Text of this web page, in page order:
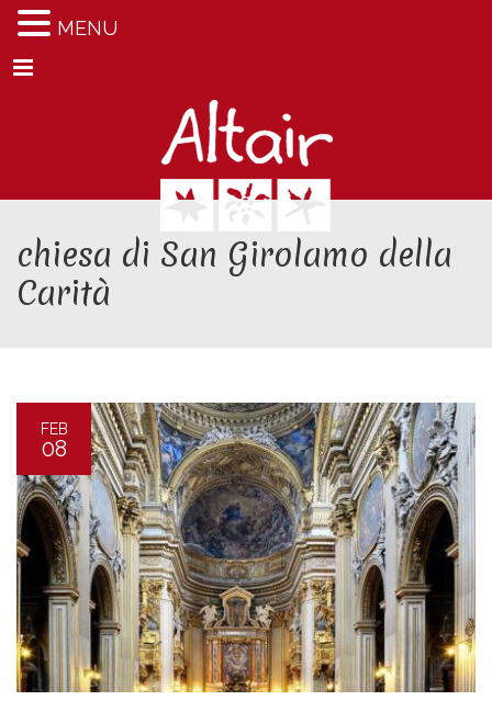
Menu
chiesa di San Girolamo della
Carità
FEB
08
MENU